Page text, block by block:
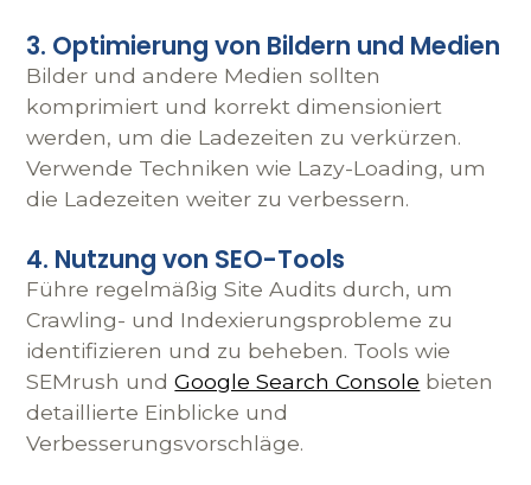
3. Optimierung von Bildern und Medien
Bilder und andere Medien sollten
komprimiert und korrekt dimensioniert
werden, um die Ladezeiten zu verkürzen.
Verwende Techniken wie Lazy-Loading, um
die Ladezeiten weiter zu verbessern.
4. Nutzung von SEO-Tools
Führe regelmäßig Site Audits durch, um
Crawling- und Indexierungsprobleme zu
identifizieren und zu beheben. Tools wie
SEMrush undGoogle Search Console bieten
detaillierte Einblicke und
Verbesserungsvorschläge.